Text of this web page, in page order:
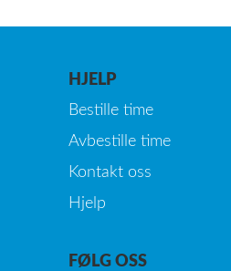
HJELP
Bestille time
Avbestille time
Kontakt oss
Hjelp
FØLG OSS